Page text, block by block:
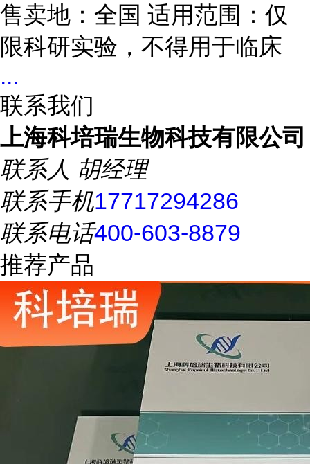
售卖地：全国 适用范围：仅
限科研实验，不得用于临床
...
联系我们
上海科培瑞生物科技有限公司
联系人 胡经理
联系手机17717294286
联系电话400-603-8879
推荐产品